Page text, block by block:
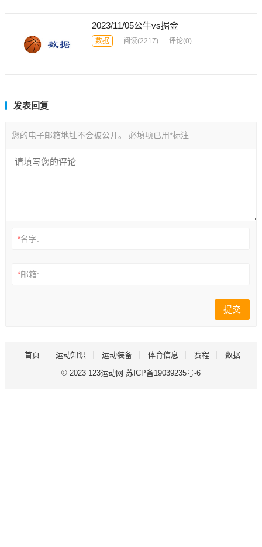
2023/11/05公牛vs掘金
数据 阅读(2217) 评论(0)
发表回复
您的电子邮箱地址不会被公开。 必填项已用*标注
*名字:
*邮箱:
首页 运动知识 运动装备 体育信息 赛程 数据
© 2023 123运动网 苏ICP备19039235号-6